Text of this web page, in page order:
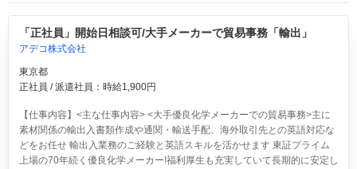
「正社員」開始日相談可/大手メーカーで貿易事務「輸出」
アデコ株式会社
東京都
正社員 / 派遣社員：時給1,900円
【仕事内容】<主な仕事内容> <大手優良化学メーカーでの貿易事務>主に
素材関係の輸出入書類作成や通関・輸送手配、海外取引先との英語対応な
どをお任せ 輸出入業務のご経験と英語スキルを活かせます 東証プライム
上場の70年続く優良化学メーカー!福利厚生も充実していて長期的に安定し